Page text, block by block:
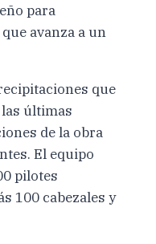
para
avanza a un
que
últimas
de la obra
El equipo
pilotes
100 cabezales y